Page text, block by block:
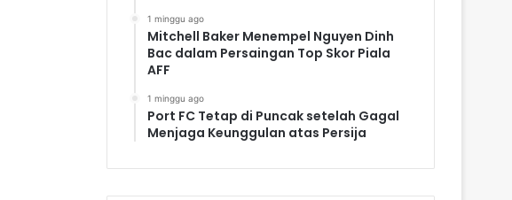
1 minggu ago
Mitchell Baker Menempel Nguyen Dinh
Bac dalam Persaingan Top Skor Piala
AFF
1 minggu ago
Port FC Tetap di Puncak setelah Gagal
Menjaga Keunggulan atas Persija